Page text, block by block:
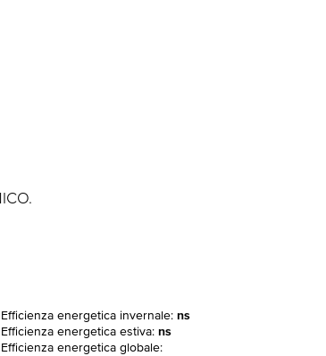
Efficienza energetica invernale:ns
Efficienza energetica estiva:ns
Efficienza energetica globale: